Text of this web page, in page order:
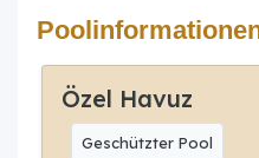
Özel Havuz
Geschützter Pool